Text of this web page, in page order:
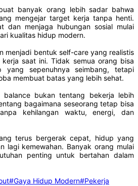
banyak orang lebih sadar bahwa
mengejar target kerja tanpa henti.
dan menjaga hubungan sosial mulai
kualitas hidup modern.
menjadi bentuk self-care yang realistis
saat ini. Tidak semua orang bisa
yang sepenuhnya seimbang, tetapi
membuat batas yang lebih sehat.
balance bukan tentang bekerja lebih
bagaimana seseorang tetap bisa
kehilangan waktu, energi, dan
terus bergerak cepat, hidup yang
lagi kemewahan. Banyak orang mulai
penting untuk bertahan dalam
#Gaya Hidup Modern#Pekerja